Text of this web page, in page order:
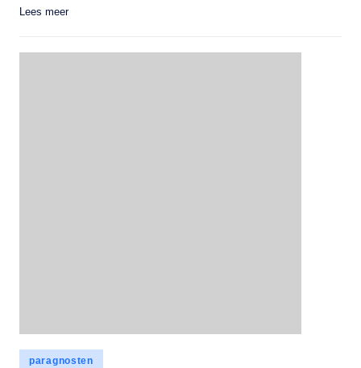
Lees meer
Geplaatst
paragnosten